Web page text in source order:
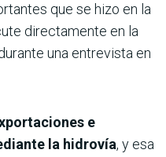
que se hizo en la
directamente en la
una entrevista en
e
la hidrovía, y esa